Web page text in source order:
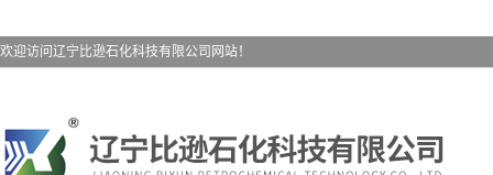
欢迎访问辽宁比逊石化科技有限公司网站！